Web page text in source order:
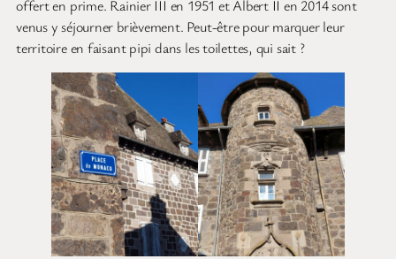
offert en prime. Rainier III en 1951 et Albert II en 2014 sont
venus y séjourner brièvement. Peut-être pour marquer leur
territoire en faisant pipi dans les toilettes, qui sait ?